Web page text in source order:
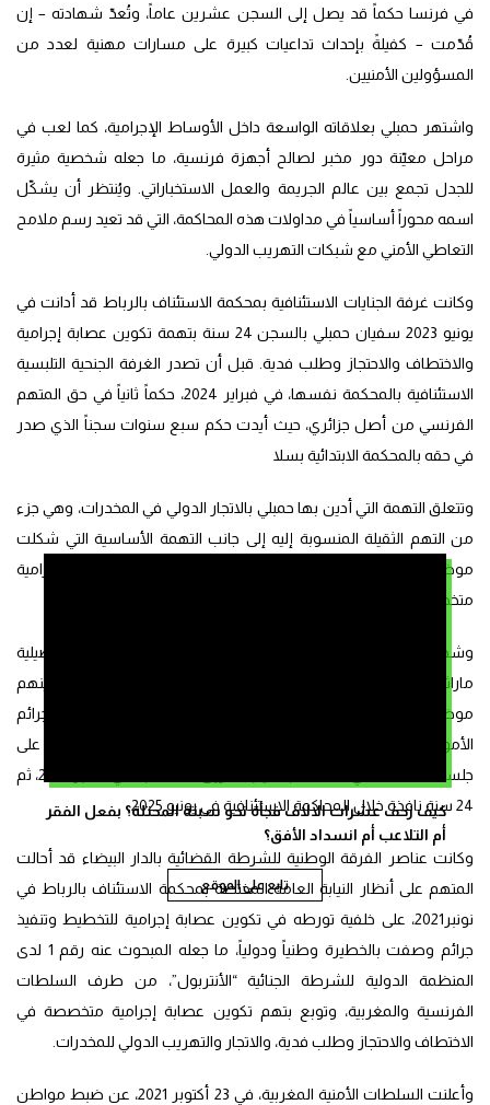
كيف زحف عشرات الالاف فجأة نحو سبتة المحتلة؟ بفعل الفقر
أم التلاعب أم انسداد الأفق؟
تابع على الموقع
في فرنسا حكماً قد يصل إلى السجن عشرين عاماً، وتُعدّ شهادته – إن
قُدّمت – كفيلةً بإحداث تداعيات كبيرة على مسارات مهنية لعدد من
المسؤولين الأمنيين.
واشتهر حمبلي بعلاقاته الواسعة داخل الأوساط الإجرامية، كما لعب في
مراحل معيّنة دور مخبر لصالح أجهزة فرنسية، ما جعله شخصية مثيرة
للجدل تجمع بين عالم الجريمة والعمل الاستخباراتي. ويُنتظر أن يشكّل
اسمه محوراً أساسياً في مداولات هذه المحاكمة، التي قد تعيد رسم ملامح
التعاطي الأمني مع شبكات التهريب الدولي.
وكانت غرفة الجنايات الاستئنافية بمحكمة الاستئناف بالرباط قد أدانت في
يونيو 2023 سفيان حمبلي بالسجن 24 سنة بتهمة تكوين عصابة إجرامية
والاختطاف والاحتجاز وطلب فدية. قبل أن تصدر الغرفة الجنحية التلبسية
الاستئنافية بالمحكمة نفسها، في فبراير 2024، حكماً ثانياً في حق المتهم
الفرنسي من أصل جزائري، حيث أيدت حكم سبع سنوات سجناً الذي صدر
في حقه بالمحكمة الابتدائية بسلا
وتتعلق التهمة التي أدين بها حمبلي بالاتجار الدولي في المخدرات، وهي جزء
من التهم الثقيلة المنسوبة إليه إلى جانب التهمة الأساسية التي شكلت
موضوع مذكرات البحث الدولية والمحلية، وهي تكوين عصابة إجرامية
متخصصة في الاختطاف والاحتجاز والتعذيب وطلب فدية.
وشهدت محاكمة حمبلي، منذ اعتقاله في أكتوبر 2021، تحقيقات تفصيلية
ماراثونية استمع خلالها قاضي التحقيق لبارونات ومتهمين آخرين، بينهم
موظفون وأمنيون متابعون ومدانون في قضايا مخدرات بمحكمة جرائم
الأموال بالرباط، بعدما كشفت التحريات بعض الارتباطات، ليُحال على
جلسة المحاكمة التي حسمت ابتدائياً بعشرين سنة سجناً في شتنبر 2023، ثم
24 سنة نافذة خلال المحاكمة الاستئنافية في يونيو 2025.
وكانت عناصر الفرقة الوطنية للشرطة القضائية بالدار البيضاء قد أحالت
المتهم على أنظار النيابة العامة المختصة بمحكمة الاستئناف بالرباط في
نونبر2021، على خلفية تورطه في تكوين عصابة إجرامية للتخطيط وتنفيذ
جرائم وصفت بالخطيرة وطنياً ودولياً، ما جعله المبحوث عنه رقم 1 لدى
المنظمة الدولية للشرطة الجنائية “الأنتربول”، من طرف السلطات
الفرنسية والمغربية، وتوبع بتهم تكوين عصابة إجرامية متخصصة في
الاختطاف والاحتجاز وطلب فدية، والاتجار والتهريب الدولي للمخدرات.
وأعلنت السلطات الأمنية المغربية، في 23 أكتوبر 2021، عن ضبط مواطن